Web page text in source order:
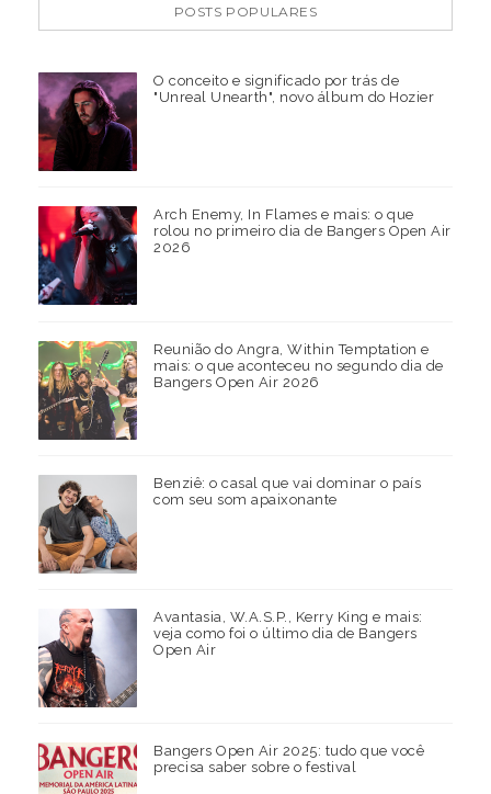
POSTS POPULARES
O conceito e significado por trás de
"Unreal Unearth", novo álbum do Hozier
Arch Enemy, In Flames e mais: o que
rolou no primeiro dia de Bangers Open Air
2026
Reunião do Angra, Within Temptation e
mais: o que aconteceu no segundo dia de
Bangers Open Air 2026
Benziê: o casal que vai dominar o país
com seu som apaixonante
Avantasia, W.A.S.P., Kerry King e mais:
veja como foi o último dia de Bangers
Open Air
Bangers Open Air 2025: tudo que você
precisa saber sobre o festival